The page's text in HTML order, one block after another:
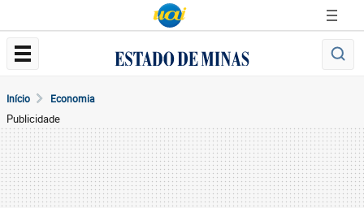
Início Economia
Publicidade